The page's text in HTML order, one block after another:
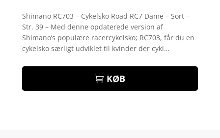
ud af 5
baseret
på
kundebedø
mmelser
Shimano RC703 – Cykelsko Road RC7 Dame – Sort –
Str. 39 – Med denne opdaterede version af
Shimano’s populære racercykelsko; RC703, får du en
cykelsko særligt udviklet til kvinder der cykl…
KØB